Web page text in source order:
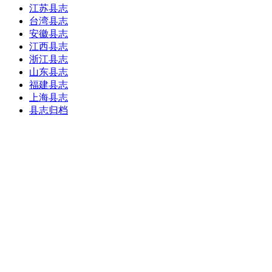
江苏县志
台湾县志
安徽县志
江西县志
浙江县志
山东县志
福建县志
上海县志
县志归档